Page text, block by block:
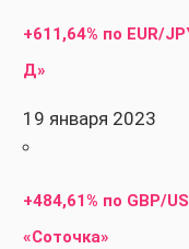
+611,64% по EUR/
Д»
19 января 2023
+484,61% по GBP/
«Соточка»